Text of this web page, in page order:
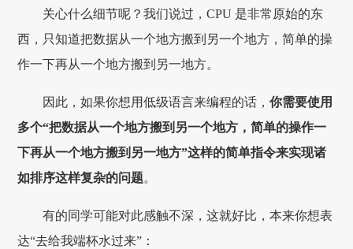
关心什么细节呢？我们说过，CPU 是非常原始的东
西，只知道把数据从一个地方搬到另一个地方，简单的操
作一下再从一个地方搬到另一地方。
因此，如果你想用低级语言来编程的话，你需要使用
多个“把数据从一个地方搬到另一个地方，简单的操作一
下再从一个地方搬到另一地方”这样的简单指令来实现诸
如排序这样复杂的问题。
有的同学可能对此感触不深，这就好比，本来你想表
达“去给我端杯水过来”：